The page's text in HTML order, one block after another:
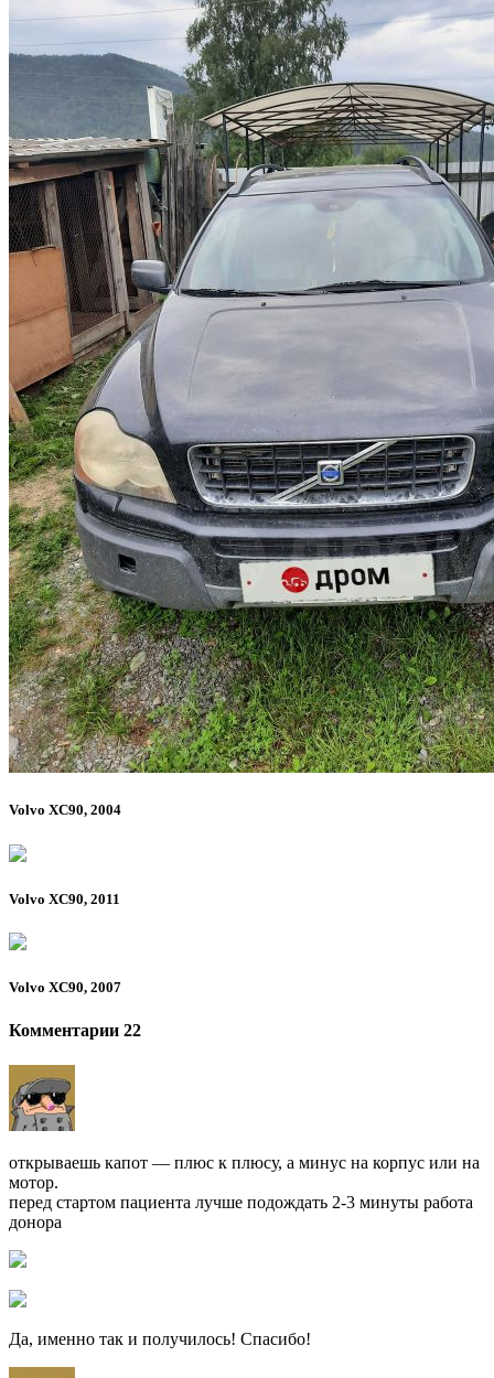
Volvo XC90, 2004
Volvo XC90, 2011
Volvo XC90, 2007
Комментарии 22
открываешь капот — плюс к плюсу, а минус на корпус или на
мотор.
перед стартом пациента лучше подождать 2-3 минуты работа
донора
Да, именно так и получилось! Спасибо!